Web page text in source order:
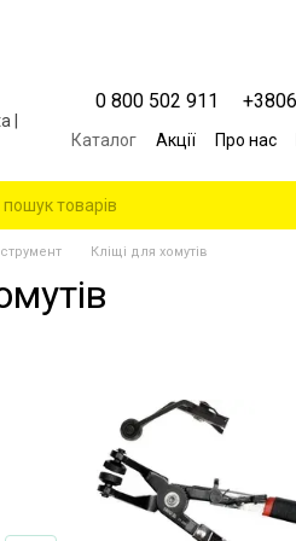
0 800 502 911
Каталог Акції Про нас
Кліщі для хомутів